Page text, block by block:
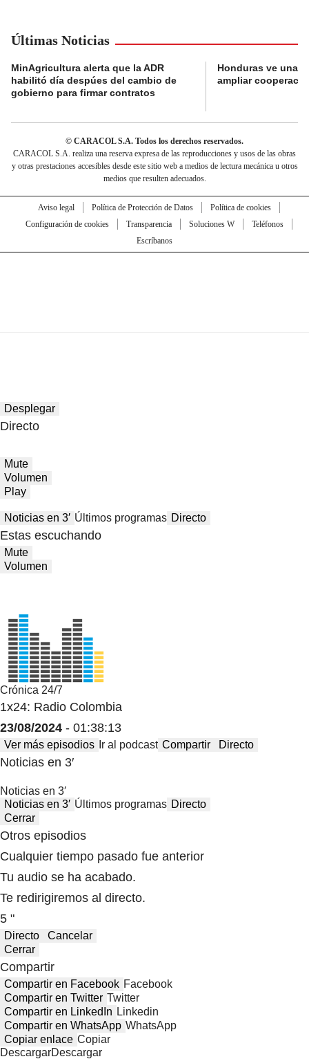
Últimas Noticias
MinAgricultura alerta que la ADR
habilitó día despúes del cambio de
gobierno para firmar contratos
Honduras ve una
ampliar
© CARACOL S.A. Todos los derechos reservados.
CARACOL S.A. realiza una reserva expresa de las reproducciones y usos de las obras
y otras prestaciones accesibles desde este sitio web a medios de lectura mecánica u otros
medios que resulten adecuados.
Aviso legal Política de Protección de Datos
Política de cookies
Configuración de cookies
Transparencia Soluciones W
Teléfonos
Escríbanos
Desplegar
Directo
Mute
Volumen
Play
Noticias en 3′ Últimos programas Directo
Estas escuchando
Mute
Volumen
Crónica 24/7
1x24: Radio Colombia
23/08/2024 - 01:38:13
Ver más episodios Ir al podcast Compartir Directo
Noticias en 3′
Noticias en 3′
Noticias en 3′ Últimos programas Directo
Cerrar
Otros episodios
Cualquier tiempo pasado fue anterior
Tu audio se ha acabado.
Te redirigiremos al directo.
5 "
Directo
Cancelar
Cerrar
Compartir
Compartir en Facebook Facebook
Compartir en Twitter Twitter
Compartir en LinkedIn Linkedin
Compartir en WhatsApp WhatsApp
Copiar enlace Copiar
DescargarDescargar